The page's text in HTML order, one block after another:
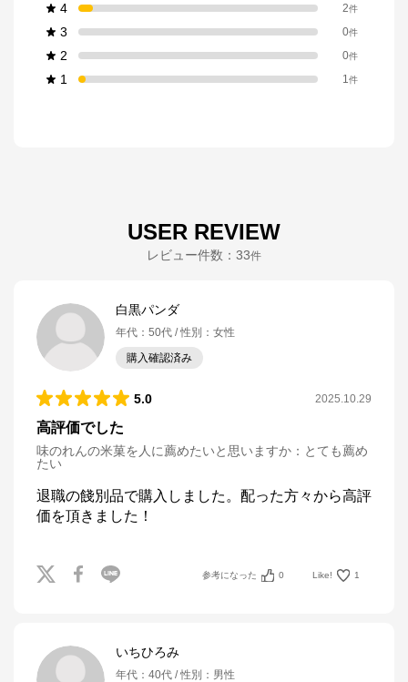
4 2件
3 0件
2 0件
1 1件
USER REVIEW
レビュー件数： 33件
白黒パンダ
年代 ： 50代 性別 ： 女性
購入確認済み
5.0 2025.10.29
高評価でした
味のれんの米菓を人に薦めたいと思いますか ： とても薦め
たい
退職の餞別品で購入しました。配った方々から高評
価を頂きました！
参考になった 0 Like! 1
いちひろみ
年代 ： 40代 性別 ： 男性